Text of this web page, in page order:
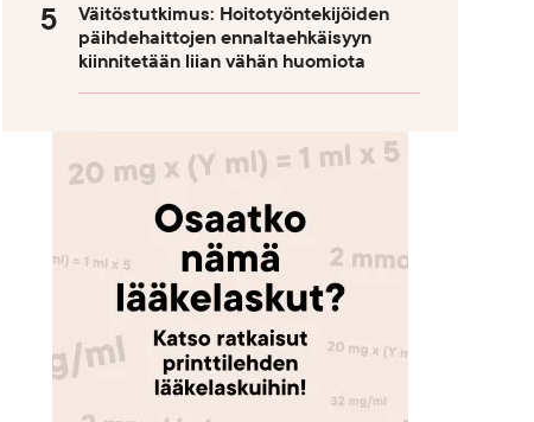
Väitöstutkimus: Hoitotyöntekijöiden
päihdehaittojen ennaltaehkäisyyn
kiinnitetään liian vähän huomiota